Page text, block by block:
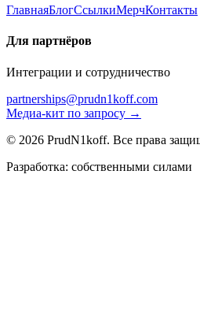
ГлавнаяБлогСсылкиМерчКонтакты
Для партнёров
Интеграции и сотрудничество
partnerships@prudn1koff.com
Медиа-кит по запросу →
© 2026 PrudN1koff. Все права
Разработка: собственными силами